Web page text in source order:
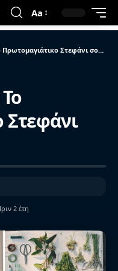
Aa
Στεφάνι σου Φέτος
Στεφάνι
2 έτη